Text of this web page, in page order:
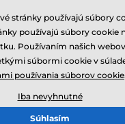
stránky používajú súbory
používajú súbory cookie
Používaním našich
súbormi cookie v
používania súborov cookie.
Iba nevyhnutné
Súhlasím